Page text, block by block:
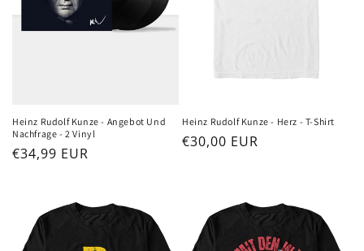
Heinz Rudolf Kunze - Angebot Und
Nachfrage - 2 Vinyl
Normaler
€34,99 EUR
Heinz Rudolf Kunze - Herz - T-Shirt
Normaler
€30,00 EUR